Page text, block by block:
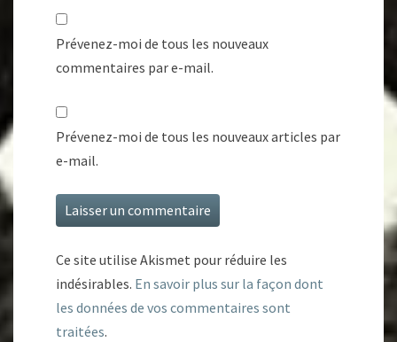
Prévenez-moi de tous les nouveaux
commentaires par e-mail.
Prévenez-moi de tous les nouveaux articles par
e-mail.
Ce site utilise Akismet pour réduire les
indésirables. En savoir plus sur la façon dont
les données de vos commentaires sont
traitées.